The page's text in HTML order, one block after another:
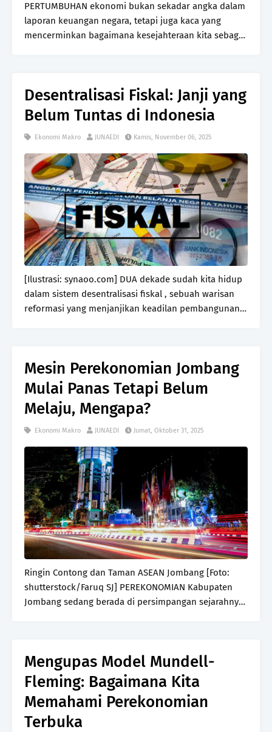
PERTUMBUHAN ekonomi bukan sekadar angka dalam
laporan keuangan negara, tetapi juga kaca yang
mencerminkan bagaimana kesejahteraan kita sebagai
Desentralisasi Fiskal: Janji yang
Belum Tuntas di Indonesia
Ekonomi Makro JUNAEDI Kamis, November 06, 2025
[Ilustrasi: synaoo.com] DUA dekade sudah kita hidup
dalam sistem desentralisasi fiskal , sebuah warisan
reformasi yang menjanjikan keadilan pembangunan
Mesin Perekonomian Jombang
Mulai Panas Tetapi Belum
Melaju, Mengapa?
Ekonomi Makro JUNAEDI Jumat, Oktober 31, 2025
Ringin Contong dan Taman ASEAN Jombang [Foto:
shutterstock/Faruq SJ] PEREKONOMIAN Kabupaten
Jombang sedang berada di persimpangan sejarahnya.
Mengupas Model Mundell-
Fleming: Bagaimana Kita
Memahami Perekonomian
Terbuka